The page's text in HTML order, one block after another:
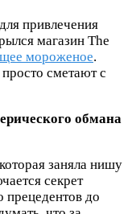
привлечения
магазин The
мороженое.
сметают с
обмана
заняла нишу
секрет
прецедентов до